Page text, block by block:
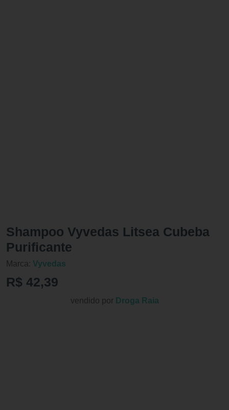
Shampoo Vyvedas Litsea Cubeba
Purificante
Marca: Vyvedas
R$ 42,39
vendido por Droga Raia